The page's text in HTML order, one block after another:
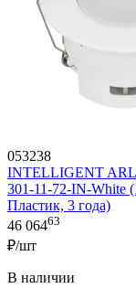
053238
INTELLIGENT
301-11-72-IN-White
Пластик, 3 года)
46 06463
₽/шт
В наличии